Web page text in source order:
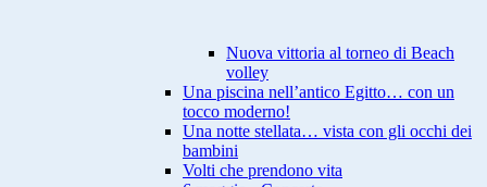
Nuova vittoria al torneo di Beach
volley
Una piscina nell’antico Egitto… con un
tocco moderno!
Una notte stellata… vista con gli occhi dei
bambini
Volti che prendono vita